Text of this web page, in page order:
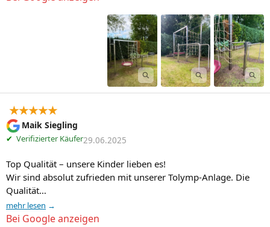
★★★★★
Maik Siegling
✔ Verifizierter Käufer29.06.2025
Top Qualität – unsere Kinder lieben es!
Wir sind absolut zufrieden mit unserer Tolymp-Anlage. Die
Qualität…
mehr lesen
Bei Google anzeigen